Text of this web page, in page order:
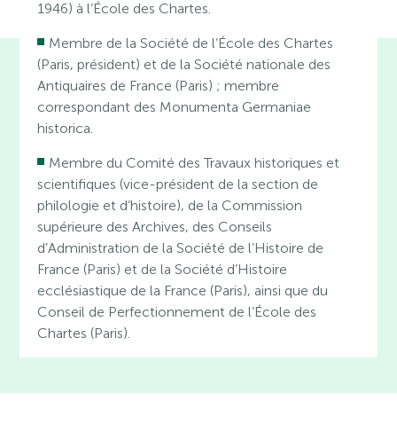
1946) à l’École des Chartes.
Membre de la Société de l’École des Chartes
(Paris, président) et de la Société nationale des
Antiquaires de France (Paris) ; membre
correspondant des Monumenta Germaniae
historica.
Membre du Comité des Travaux historiques et
scientifiques (vice-président de la section de
philologie et d’histoire), de la Commission
supérieure des Archives, des Conseils
d’Administration de la Société de l’Histoire de
France (Paris) et de la Société d’Histoire
ecclésiastique de la France (Paris), ainsi que du
Conseil de Perfectionnement de l’École des
Chartes (Paris).